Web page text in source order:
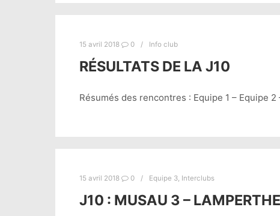
15 avril 2018 0 Info club
RÉSULTATS DE LA J10
Résumés des rencontres : Equipe 1 – Equipe
15 avril 2018 0 Equipe 3, Interclubs
J10 : MUSAU 3 –